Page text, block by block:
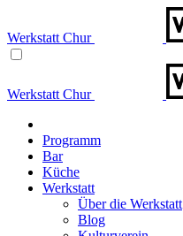
Werkstatt Chur
Werkstatt Chur
Programm
Bar
Küche
Werkstatt
Über die Werkstatt
Blog